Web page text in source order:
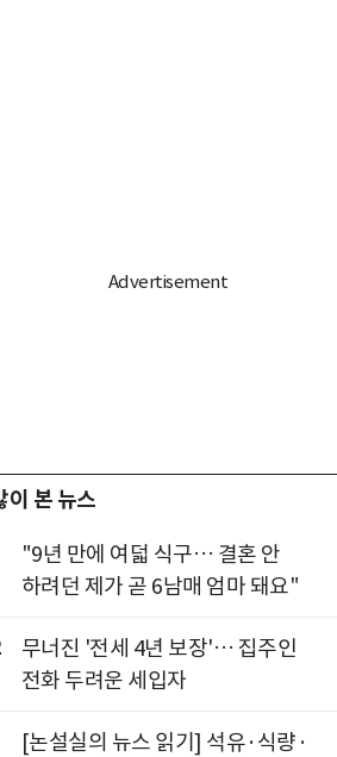
이 본 뉴스
"9년 만에 여덟 식구… 결혼 안
하려던 제가 곧 6남매 엄마 돼요"
무너진 '전세 4년 보장'… 집주인
전화 두려운 세입자
[논설실의 뉴스 읽기] 석유·식량·